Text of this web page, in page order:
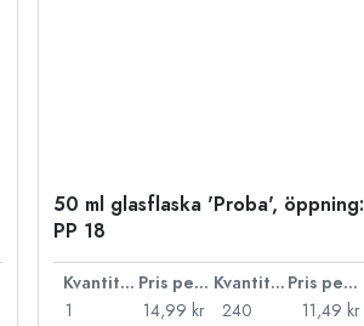
50 ml glasflaska 'Proba', öppning:
PP 18
Kvantitet Pris per styck Kvantitet
Pris per styck
1
14,99 kr
240
11,49 kr